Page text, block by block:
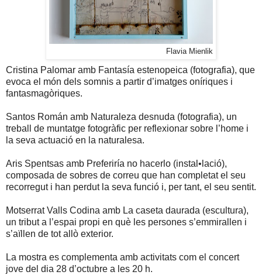
Flavia Mienlik
Cristina Palomar amb Fantasía estenopeica (fotografia), que
evoca el món dels somnis a partir d’imatges oníriques i
fantasmagòriques.
Santos Román amb Naturaleza desnuda (fotografia), un
treball de muntatge fotogràfic per reflexionar sobre l’home i
la seva actuació en la naturalesa.
Aris Spentsas amb Preferiría no hacerlo (instal•lació),
composada de sobres de correu que han completat el seu
recorregut i han perdut la seva funció i, per tant, el seu sentit.
Motserrat Valls Codina amb La caseta daurada (escultura),
un tribut a l’espai propi en què les persones s’emmirallen i
s’aïllen de tot allò exterior.
La mostra es complementa amb activitats com el concert
jove del dia 28 d’octubre a les 20 h.